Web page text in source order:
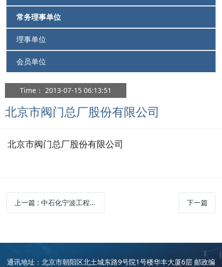
常务理事单位
理事单位
会员单位
Time： 2013-07-15 06:13:51
北京市阀门总厂股份有限公司
北京市阀门总厂股份有限公司
上一篇 : 中石化宁波工程有限公司 下一篇
通讯地址：北京市朝阳区北土城东路9号院1号楼华丰大厦6层 邮政编